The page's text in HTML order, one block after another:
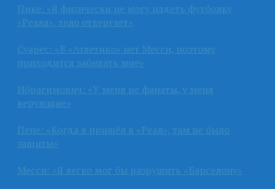
Пике: «Я физически не могу надеть футболку
«Реала», тело отвергает»
Суарес: «В «Атлетико» нет Месси, поэтому
приходится забивать мне»
Ибрагимович: «У меня не фанаты, у меня
верующие»
Пепе: «Когда я пришёл в «Реал», там не было
защиты»
Месси: «Я легко мог бы разрушить «Барселону»